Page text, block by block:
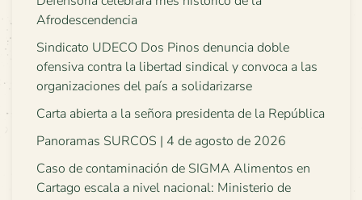
Afrodescendencia
Sindicato UDECO Dos Pinos denuncia doble
ofensiva contra la libertad sindical y convoca a las
organizaciones del país a solidarizarse
Carta abierta a la señora presidenta de la República
Panoramas SURCOS | 4 de agosto de 2026
Caso de contaminación de SIGMA Alimentos en
Cartago escala a nivel nacional: Ministerio de